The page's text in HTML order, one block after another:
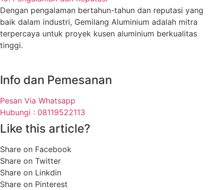
Dengan pengalaman bertahun-tahun dan reputasi yang
baik dalam industri, Gemilang Aluminium adalah mitra
terpercaya untuk proyek kusen aluminium berkualitas
tinggi.
Info dan Pemesanan
Pesan Via Whatsapp
Hubungi : 08119522113
Like this article?
Share on Facebook
Share on Twitter
Share on Linkdin
Share on Pinterest